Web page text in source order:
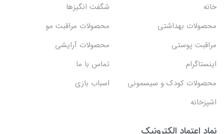
خانه
شگفت انگيزها
محصولات بهداشتي
محصولات مراقبت مو
مراقبت پوستی
محصولات آرایشی
اینستاگرام
تماس با ما
محصولات کودک و سیسمونی
اسباب بازی
اشپزخانه
نماد اعتماد الکترونیک